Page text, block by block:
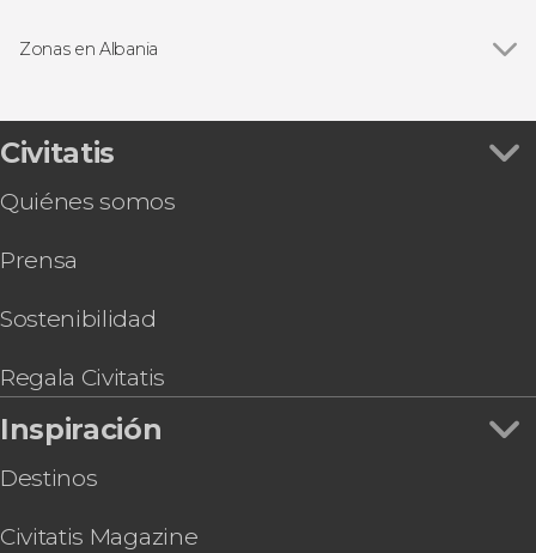
Zonas en Albania
Civitatis
Quiénes somos
Prensa
Sostenibilidad
Regala Civitatis
Inspiración
Destinos
Civitatis Magazine